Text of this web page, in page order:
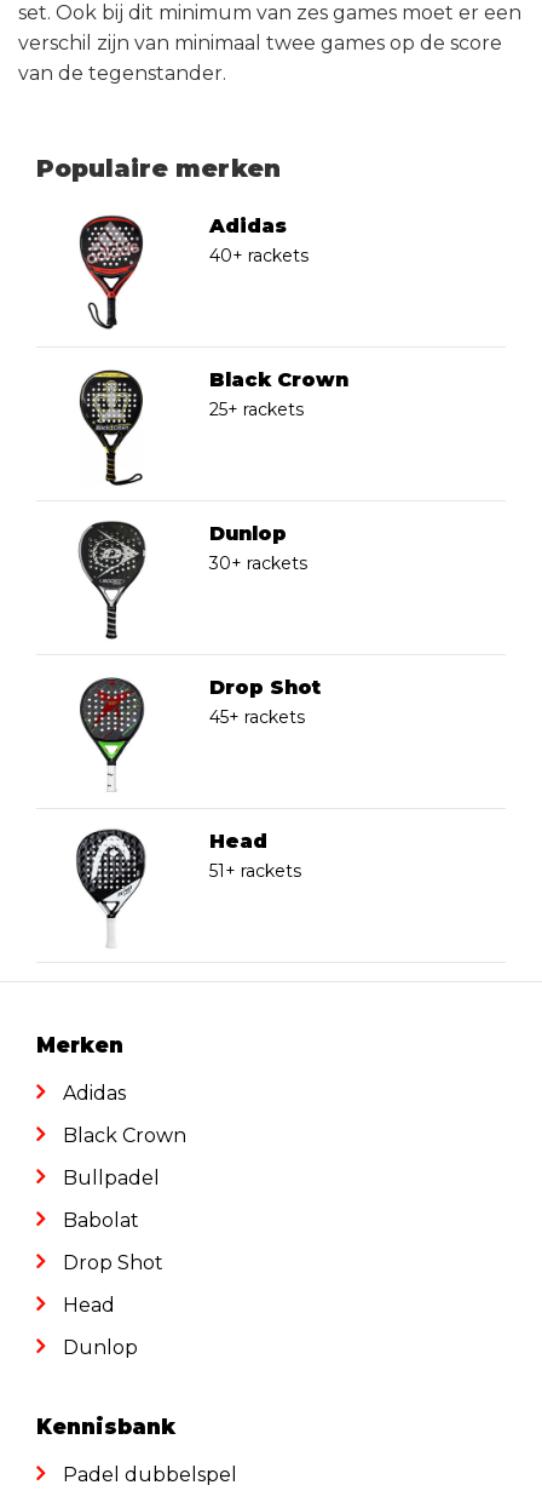
set. Ook bij dit minimum van zes games moet er een
verschil zijn van minimaal twee games op de score
van de tegenstander.
Populaire merken
Adidas
40+ rackets
Black Crown
25+ rackets
Dunlop
30+ rackets
Drop Shot
45+ rackets
Head
51+ rackets
Merken
Adidas
Black Crown
Bullpadel
Babolat
Drop Shot
Head
Dunlop
Kennisbank
Padel dubbelspel